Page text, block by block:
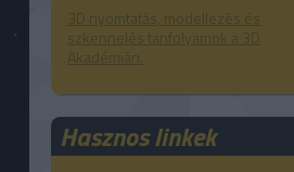
3D nyomtatás, modellezés és
szkennelés tanfolyamok a 3D
Akadémián.
Hasznos linkek